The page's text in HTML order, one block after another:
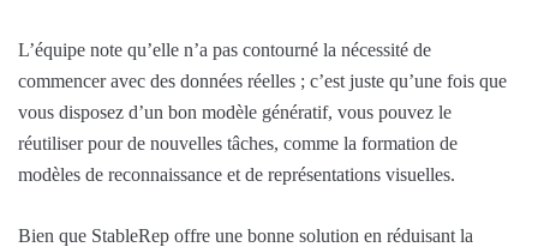
L’équipe note qu’elle n’a pas contourné la nécessité de
commencer avec des données réelles ; c’est juste qu’une fois que
vous disposez d’un bon modèle génératif, vous pouvez le
réutiliser pour de nouvelles tâches, comme la formation de
modèles de reconnaissance et de représentations visuelles.
Bien que StableRep offre une bonne solution en réduisant la